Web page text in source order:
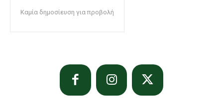
Καμία δημοσίευση για προβολή